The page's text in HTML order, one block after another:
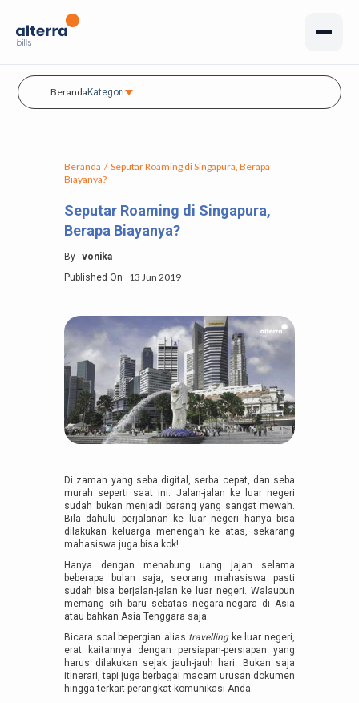
BerandaKategori
Beranda / Seputar Roaming di Singapura, Berapa
Biayanya?
Seputar Roaming di Singapura,
Berapa Biayanya?
By vonika
Published On
13 Jun 2019
Di zaman yang seba digital, serba cepat, dan seba
murah seperti saat ini. Jalan-jalan ke luar negeri
sudah bukan menjadi barang yang sangat mewah.
Bila dahulu perjalanan ke luar negeri hanya bisa
dilakukan keluarga menengah ke atas, sekarang
mahasiswa juga bisa kok!
Hanya dengan menabung uang jajan selama
beberapa bulan saja, seorang mahasiswa pasti
sudah bisa berjalan-jalan ke luar negeri. Walaupun
memang sih baru sebatas negara-negara di Asia
atau bahkan Asia Tenggara saja.
Bicara soal bepergian alias travelling ke luar negeri,
erat kaitannya dengan persiapan-persiapan yang
harus dilakukan sejak jauh-jauh hari. Bukan saja
itinerari, tapi juga berbagai macam urusan dokumen
hingga terkait perangkat komunikasi Anda.